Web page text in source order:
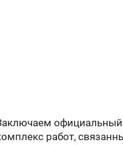
официальный
работ,